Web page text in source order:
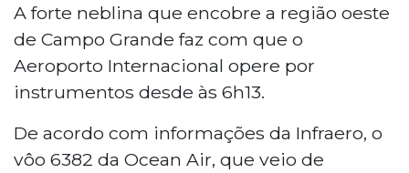
A forte neblina que encobre a região oeste
de Campo Grande faz com que o
Aeroporto Internacional opere por
instrumentos desde às 6h13.
De acordo com informações da Infraero, o
vôo 6382 da Ocean Air, que veio de